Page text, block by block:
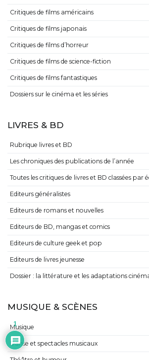
Critiques de films américains
Critiques de films japonais
Critiques de films d’horreur
Critiques de films de science-fiction
Critiques de films fantastiques
Dossiers sur le cinéma et les séries
LIVRES & BD
Rubrique livres et BD
Les chroniques des publications de l’année
Toutes les critiques de livres et BD classées par
Editeurs généralistes
Editeurs de romans et nouvelles
Editeurs de BD, mangas et comics
Editeurs de culture geek et pop
Editeurs de livres jeunesse
Dossier : la littérature et les adaptations
MUSIQUE & SCÈNES
Musique
Danse et spectacles musicaux
1